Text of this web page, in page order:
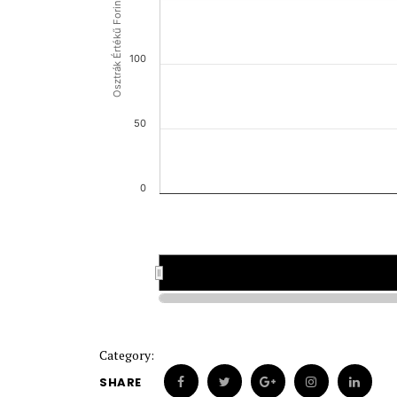
Osztrák Értékű Forint (OEF)
0
50
100
Category:
SHARE